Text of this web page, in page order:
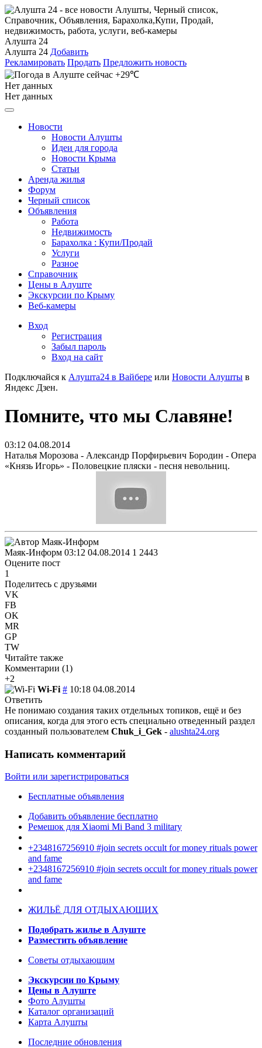
Алушта 24
Алушта 24 Добавить
Рекламировать Продать Предложить новость
+29℃
Нет данных
Нет данных
Новости
Новости Алушты
Идеи для города
Новости Крыма
Статьи
Аренда жилья
Форум
Черный список
Объявления
Работа
Недвижимость
Барахолка : Купи/Продай
Услуги
Разное
Справочник
Цены в Алуште
Экскурсии по Крыму
Веб-камеры
Вход
Регистрация
Забыл пароль
Вход на сайт
Подключайся к Алушта24 в Вайбере или Новости Алушты в
Яндекс Дзен.
Помните, что мы Славяне!
03:12 04.08.2014
Наталья Морозова - Александр Порфирьевич Бородин - Опера
«Князь Игорь» - Половецкие пляски - песня невольниц.
Маяк-Информ 03:12 04.08.2014 1 2443
Оцените пост
1
Поделитесь с друзьями
VK
FB
OK
MR
GP
TW
Читайте также
Комментарии (1)
+2
Wi-Fi # 10:18 04.08.2014
Ответить
Не понимаю создания таких отдельных топиков, ещё и без
описания, когда для этого есть специально отведенный раздел
созданный пользователем Chuk_i_Gek - alushta24.org
Написать комментарий
Войти или зарегистрироваться
Бесплатные объявления
Добавить объявление бесплатно
Ремешок для Xiaomi Mi Band 3 military
+2348167256910 #join secrets occult for money rituals power
and fame
+2348167256910 #join secrets occult for money rituals power
and fame
ЖИЛЬЁ ДЛЯ ОТДЫХАЮЩИХ
Подобрать жилье в Алуште
Разместить объявление
Советы отдыхающим
Экскурсии по Крыму
Цены в Алуште
Фото Алушты
Каталог организаций
Карта Алушты
Последние обновления